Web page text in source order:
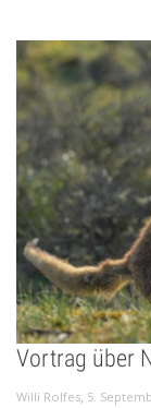
Vortrag über
Willi Rolfes, 5.